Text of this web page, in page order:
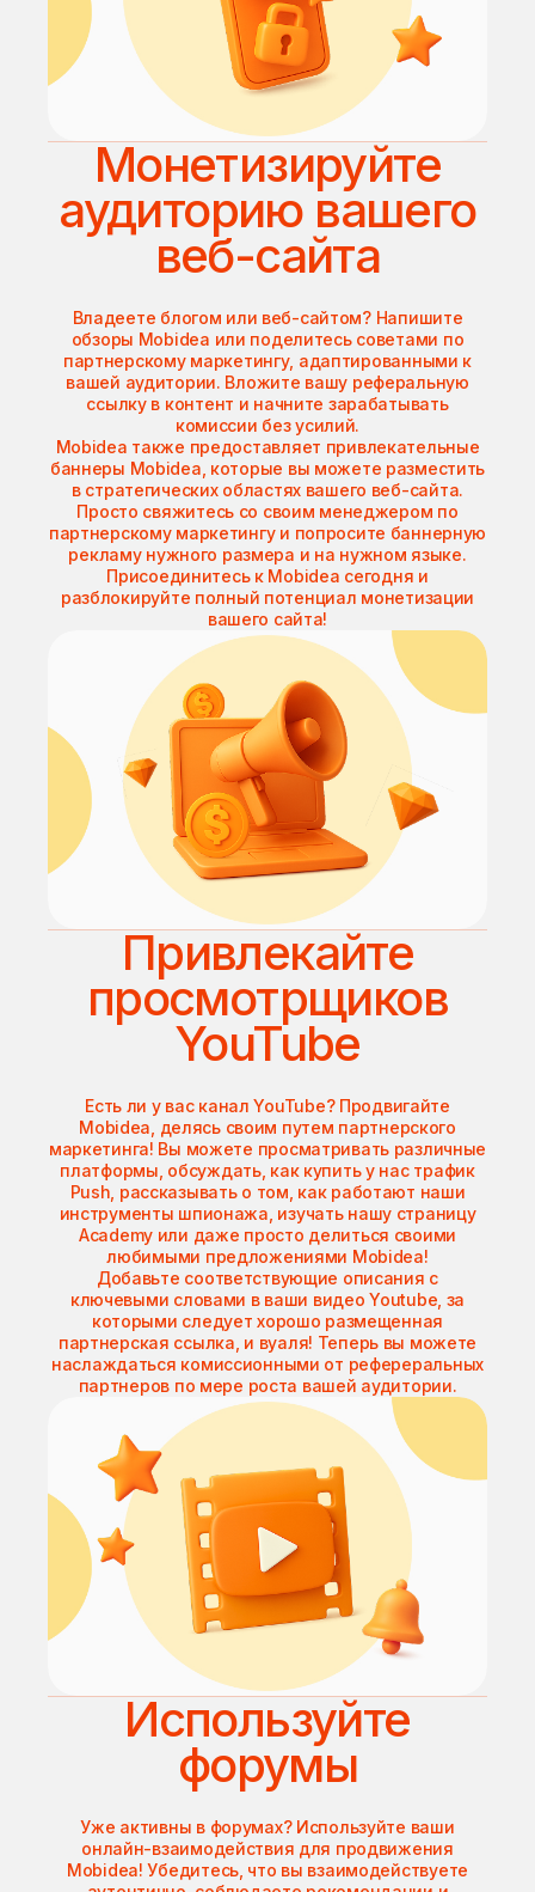
Монетизируйте
аудиторию вашего
веб-сайта
Владеете блогом или веб-сайтом? Напишите
обзоры Mobidea или поделитесь советами по
партнерскому маркетингу, адаптированными к
вашей аудитории. Вложите вашу реферальную
ссылку в контент и начните зарабатывать
комиссии без усилий.
Mobidea также предоставляет привлекательные
баннеры Mobidea, которые вы можете разместить
в стратегических областях вашего веб-сайта.
Просто свяжитесь со своим менеджером по
партнерскому маркетингу и попросите баннерную
рекламу нужного размера и на нужном языке.
Присоединитесь к Mobidea сегодня и
разблокируйте полный потенциал монетизации
вашего сайта!
Привлекайте
просмотрщиков
YouTube
Есть ли у вас канал YouTube? Продвигайте
Mobidea, делясь своим путем партнерского
маркетинга! Вы можете просматривать различные
платформы, обсуждать, как купить у нас трафик
Push, рассказывать о том, как работают наши
инструменты шпионажа, изучать нашу страницу
Academy или даже просто делиться своими
любимыми предложениями Mobidea!
Добавьте соответствующие описания с
ключевыми словами в ваши видео Youtube, за
которыми следует хорошо размещенная
партнерская ссылка, и вуаля! Теперь вы можете
наслаждаться комиссионными от рефереральных
партнеров по мере роста вашей аудитории.
Используйте
форумы
Уже активны в форумах? Используйте ваши
онлайн-взаимодействия для продвижения
Mobidea! Убедитесь, что вы взаимодействуете